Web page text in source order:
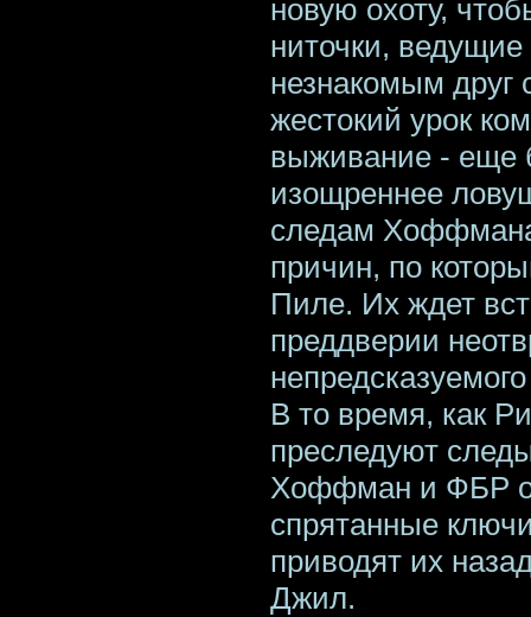
новую охоту,
ниточки,
незнакомым друг
жестокий урок
выживание - еще
изощреннее
следам
причин, по
Пиле. Их ждет
преддверии
В то время, как
преследуют
Хоффман и ФБР
спрятанные
приводят их
Джил.